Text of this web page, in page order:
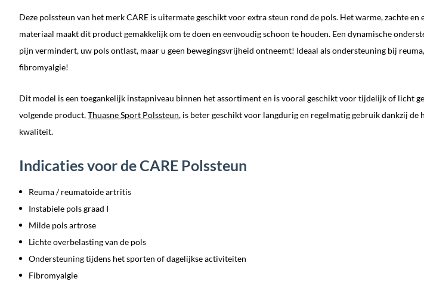
Deze polssteun van het merk CARE is uitermate geschikt voor extra steun rond de pols. Het warme, zachte en
materiaal maakt dit product gemakkelijk om te doen en eenvoudig schoon te houden. Een dynamische
pijn vermindert, uw pols ontlast, maar u geen bewegingsvrijheid ontneemt! Ideaal als ondersteuning bij
fibromyalgie!
Dit model is een toegankelijk instapniveau binnen het assortiment en is vooral geschikt voor tijdelijk of licht
volgende product,Thuasne Sport Polssteun, is beter geschikt voor langdurig en regelmatig gebruik dankzij de
kwaliteit.
Indicaties voor de CARE Polssteun
Reuma / reumatoide artritis
Instabiele pols graad I
Milde pols artrose
Lichte overbelasting van de pols
Ondersteuning tijdens het sporten of dagelijkse activiteiten
Fibromyalgie